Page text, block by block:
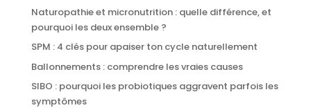
Naturopathie et micronutrition : quelle différence, et
pourquoi les deux ensemble ?
SPM : 4 clés pour apaiser ton cycle naturellement
Ballonnements : comprendre les vraies causes
SIBO : pourquoi les probiotiques aggravent parfois les
symptômes